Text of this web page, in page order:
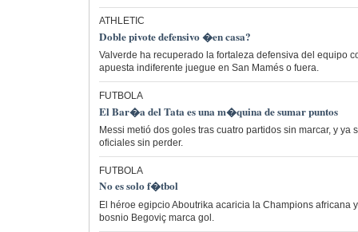
ATHLETIC
Doble pivote defensivo �en casa?
Valverde ha recuperado la fortaleza defensiva del equipo
apuesta indiferente juegue en San Mamés o fuera.
FUTBOLA
El Bar�a del Tata es una m�quina de sumar puntos
Messi metió dos goles tras cuatro partidos sin marcar, y ya
oficiales sin perder.
FUTBOLA
No es solo f�tbol
El héroe egipcio Aboutrika acaricia la Champions africana
bosnio Begoviç marca gol.